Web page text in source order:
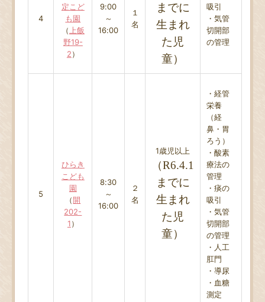
4
定こど
も園
（ 上飯
野19-
2）
9:00
～
16:00
１
名
までに
生まれ
た児
童）
吸引
・気管
切開部
の管理
5
ひらき
こども
園
（開
202-
1）
8:30
～
16:00
２
名
1歳児以上
（R6.4.1
までに
生まれ
た児
童）
・経管
栄養
（経
鼻・胃
ろう）
・酸素
療法の
管理
・痰の
吸引
・気管
切開部
の管理
・人工
肛門
・導尿
・血糖
測定